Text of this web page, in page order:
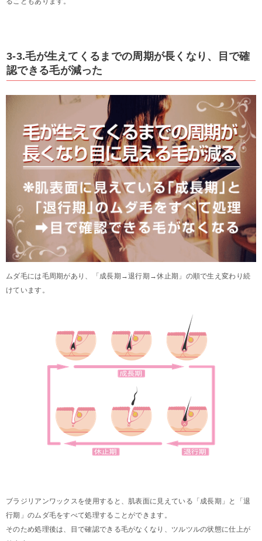
3-3.毛が生えてくるまでの周期が長くなり、目で確
認できる毛が減った
ムダ毛には毛周期があり、「成長期→退行期→休止期」の順で生え変わり続
けています。
ブラジリアンワックスを使用すると、肌表面に見えている「成長期」と「退
行期」のムダ毛をすべて処理することができます。
そのため処理後は、目で確認できる毛がなくなり、ツルツルの状態に仕上が